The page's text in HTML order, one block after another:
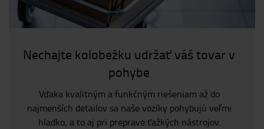
Nechajte kolobežku udržať váš tovar v
pohybe
Vďaka kvalitným a funkčným riešeniam až do
najmenších detailov sa naše vozíky pohybujú veľmi
hladko, a to aj pri preprave ťažkých nástrojov.